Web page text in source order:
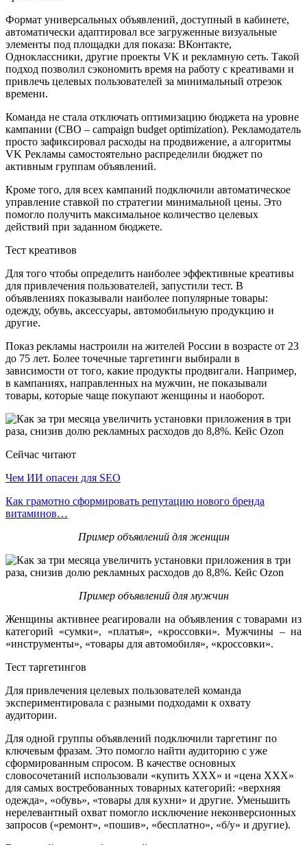
Формат универсальных объявлений, доступный в кабинете,
автоматически адаптировал все загруженные визуальные
элементы под площадки для показа: ВКонтакте,
Одноклассники, другие проекты VK и рекламную сеть. Такой
подход позволил сэкономить время на работу с креативами и
привлечь целевых пользователей за минимальный отрезок
времени.
Команда не стала отключать оптимизацию бюджета на уровне
кампании (CBO – campaign budget optimization). Рекламодатель
просто зафиксировал расходы на продвижение, а алгоритмы
VK Рекламы самостоятельно распределили бюджет по
активным группам объявлений.
Кроме того, для всех кампаний подключили автоматическое
управление ставкой по стратегии минимальной цены. Это
помогло получить максимальное количество целевых
действий при заданном бюджете.
Тест креативов
Для того чтобы определить наиболее эффективные креативы
для привлечения пользователей, запустили тест. В
объявлениях показывали наиболее популярные товары:
одежду, обувь, аксессуары, автомобильную продукцию и
другие.
Показ рекламы настроили на жителей России в возрасте от 23
до 75 лет. Более точечные таргетинги выбирали в
зависимости от того, какие продукты продвигали. Например,
в кампаниях, направленных на мужчин, не показывали
товары, которые чаще покупают женщины и наоборот.
Сейчас читают
Чем ИИ опасен для SEO
Как грамотно сформировать репутацию нового бренда
витаминов…
Пример объявлений для женщин
Пример объявлений для мужчин
Женщины активнее реагировали на объявления с товарами из
категорий «сумки», «платья», «кроссовки». Мужчины – на
«инструменты», «товары для автомобиля», «кроссовки».
Тест таргетингов
Для привлечения целевых пользователей команда
экспериментировала с разными подходами к охвату
аудитории.
Для одной группы объявлений подключили таргетинг по
ключевым фразам. Это помогло найти аудиторию с уже
сформированным спросом. В качестве основных
словосочетаний использовали «купить ХХХ» и «цена ХХХ»
для самых востребованных товарных категорий: «верхняя
одежда», «обувь», «товары для кухни» и другие. Уменьшить
нерелевантный охват помогло исключение неконверсионных
запросов («ремонт», «пошив», «бесплатно», «б/у» и другие).